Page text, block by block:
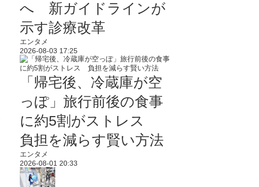
へ 新ガイドラインが
示す診療改革
エンタメ
2026-08-03 17:25
「帰宅後、冷蔵庫が空
っぽ」旅行前後の食事
に約5割がストレス
負担を減らす賢い方法
エンタメ
2026-08-01 20:33